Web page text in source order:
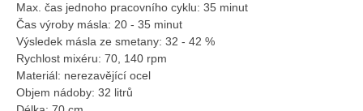
Max. čas jednoho pracovního cyklu: 35 minut
Čas výroby másla: 20 - 35 minut
Výsledek másla ze smetany: 32 - 42 %
Rychlost mixéru: 70, 140 rpm
Materiál: nerezavějící ocel
Objem nádoby: 32 litrů